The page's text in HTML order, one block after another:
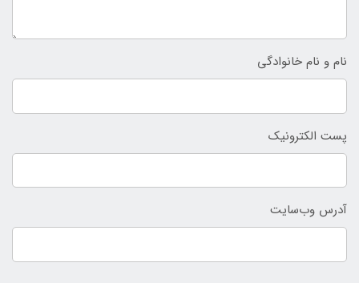
نام و نام خانوادگی
پست الکترونیک
آدرس وب‌سایت